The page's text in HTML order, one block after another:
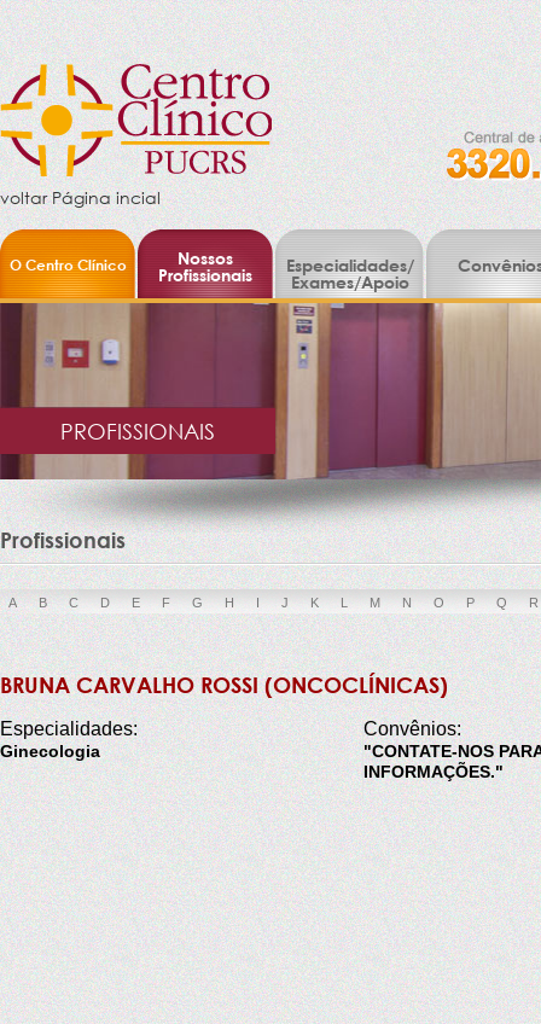
voltar Página incial
O Centro Clínico
Nossos
Profissionais
Especialidades/
Exames/Apoio
PROFISSIONAIS
Profissionais
A B C D E F G H I J K L M N O P Q R
BRUNA CARVALHO ROSSI (ONCOCLÍNICAS)
Especialidades:
Ginecologia
Convênios:
"CONTATE-NOS
INFORMAÇÕES."